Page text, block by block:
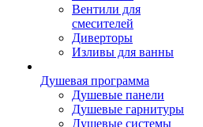
Вентили для
смесителей
Диверторы
Изливы для ванны
Душевая программа
Душевые панели
Душевые гарнитуры
Душевые системы